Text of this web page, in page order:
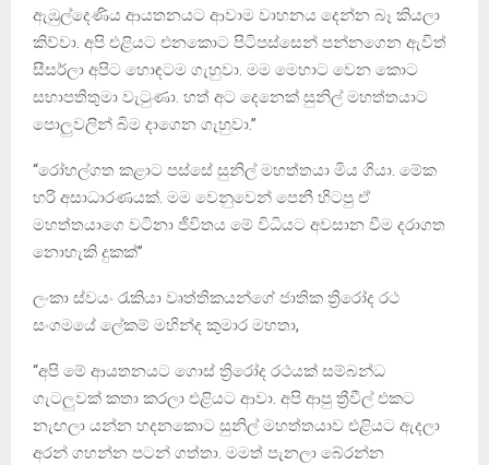
ඇඹුල්දෙණිය ආයතනයට ආවාම වාහනය දෙන්න බෑ කියලා
කිව්වා. අපි එළියට එනකොට පිටිපස්සෙන් පන්නගෙන ඇවිත්
සීසර්ලා අපිට හොඳටම ගැහුවා. මම මෙහාට වෙන කොට
සභාපතිතුමා වැටුණා. හත් අට දෙනෙක් සුනිල් මහත්තයාට
පොලුවලින් බිම දාගෙන ගැහුවා.”
“රෝහල්ගත කළාට පස්සේ සුනිල් මහත්තයා මිය ගියා. මේක
හරි අසාධාරණයක්. මම වෙනුවෙන් පෙනී හිටපු ඒ
මහත්තයාගෙ වටිනා ජීවිතය මේ විධියට අවසාන වීම දරාගත
නොහැකි දුකක්”
ලංකා ස්වයං රැකියා වෘත්තිකයන්ගේ ජාතික ත්‍රිරෝද රථ
සංගමයේ ලේකම් මහින්ද කුමාර මහතා,
“අපි මේ ආයතනයට ගොස් ත්‍රිරෝද රථයක් සම්බන්ධ
ගැටලුවක් කතා කරලා එළියට ආවා. අපි ආපු ත්‍රීවීල් එකට
නැඟලා යන්න හදනකොට සුනිල් මහත්තයාව එළියට ඇදලා
අරන් ගහන්න පටන් ගත්තා. මමත් පැනලා බේරන්න